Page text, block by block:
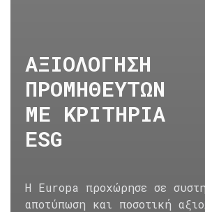
ΑΞΙΟΛΟΓΗΣΗ
ΠΡΟΜΗΘΕΥΤΩΝ
ΜΕ ΚΡΙΤΗΡΙΑ
ESG
Η Europa προχώρησε σε
αποτύπωση και ποσοτική